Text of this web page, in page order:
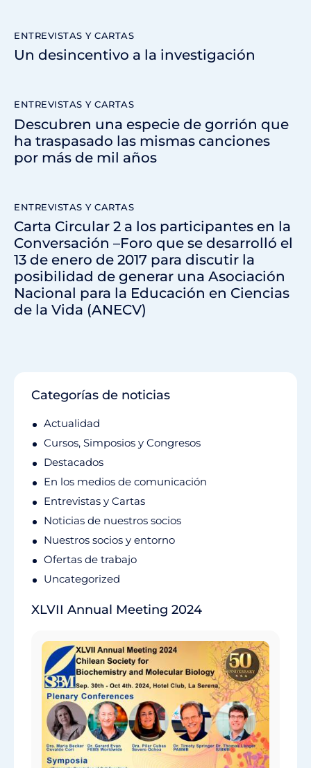
ENTREVISTAS Y CARTAS
Un desincentivo a la investigación
ENTREVISTAS Y CARTAS
Descubren una especie de gorrión que
ha traspasado las mismas canciones
por más de mil años
ENTREVISTAS Y CARTAS
Carta Circular 2 a los participantes en la
Conversación –Foro que se desarrolló el
13 de enero de 2017 para discutir la
posibilidad de generar una Asociación
Nacional para la Educación en Ciencias
de la Vida (ANECV)
Categorías de noticias
Actualidad
Cursos, Simposios y Congresos
Destacados
En los medios de comunicación
Entrevistas y Cartas
Noticias de nuestros socios
Nuestros socios y entorno
Ofertas de trabajo
Uncategorized
XLVII Annual Meeting 2024